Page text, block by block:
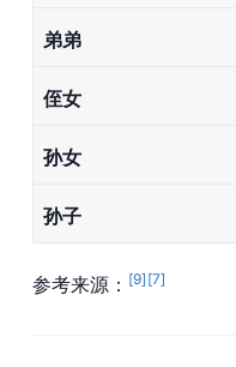
弟弟
侄女
孙女
孙子
参考来源： [9] [7]